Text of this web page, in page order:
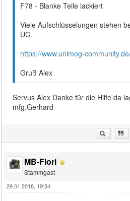
F78 - Blanke Teile lackiert
Viele Aufschlüsselungen stehen
UC.
https://www.unimog-
Gruß Alex
Servus Alex Danke für die Hilfe da
mfg.Gerhard
MB-Flori
Stammgast
29.01.2018, 19:34